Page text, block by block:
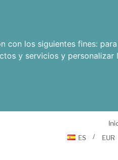
con los siguientes fines:
y servicios y personalizar
ES
EUR